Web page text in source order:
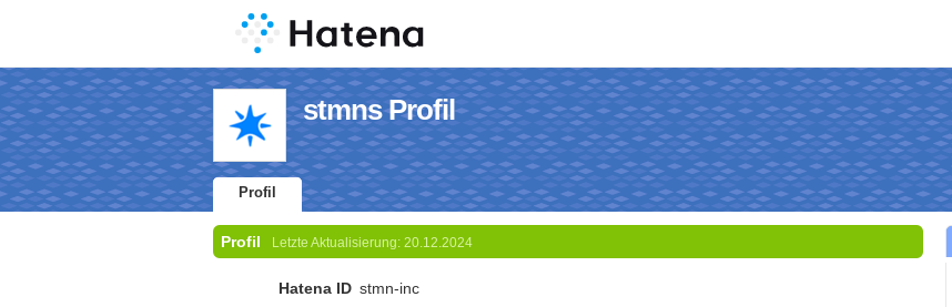
stmns Profil
Profil
Profil Letzte Aktualisierung: 20.12.2024
Hatena ID stmn-inc